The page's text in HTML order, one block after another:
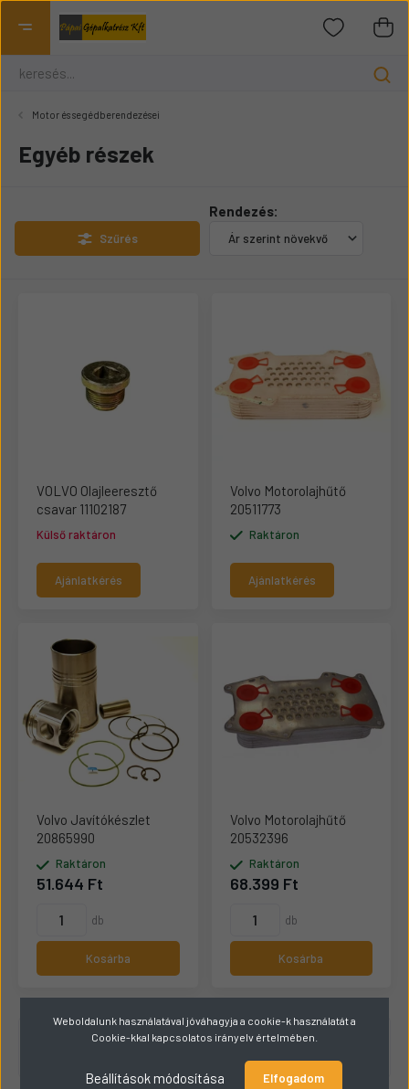
Motor és segédberendezései
Egyéb részek
Szűrés
Rendezés:
VOLVO Olajleeresztő
csavar 11102187
Külső raktáron
Ajánlatkérés
Volvo Motorolajhűtő
20511773
Raktáron
Ajánlatkérés
Volvo Javítókészlet
20865990
Raktáron
51.644 Ft
db
Kosárba
Volvo Motorolajhűtő
20532396
Raktáron
68.399 Ft
db
Kosárba
1 - 4 / 4 termék
Weboldalunk használatával jóváhagyja a cookie-k használatát a
Cookie-kkal kapcsolatos irányelv értelmében.
Beállítások módosítása Elfogadom